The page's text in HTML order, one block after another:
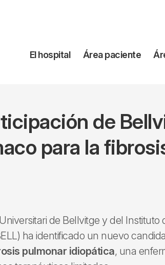
Navegación
El hospital Área paciente
de
para la
de Bellvitge y del Instituto
ha identificado un nuevo
pulmonar idiopática, una